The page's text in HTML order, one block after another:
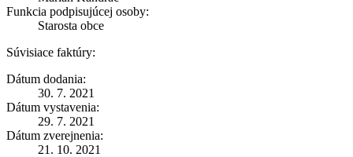
Funkcia podpisujúcej osoby:
Starosta obce
Súvisiace faktúry:
Dátum dodania:
30. 7. 2021
Dátum vystavenia:
29. 7. 2021
Dátum zverejnenia:
21. 10. 2021